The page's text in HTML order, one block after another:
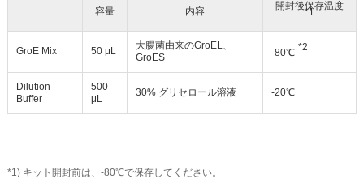
容量 内容 開封後保存温度
*1
GroE Mix 50 μL
大腸菌由来のGroEL、
GroES
-80℃
*2
Dilution
Buffer
500
μL
30% グリセロール溶液 -20℃
*1) キット開封前は、-80℃で保存してください。